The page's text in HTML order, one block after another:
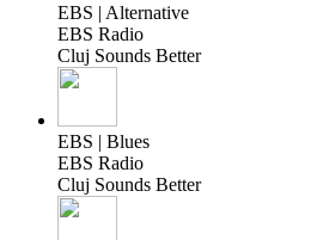
EBS | Alternative
EBS Radio
Cluj Sounds Better
EBS | Blues
EBS Radio
Cluj Sounds Better